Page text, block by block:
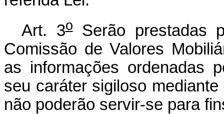
Art. 3o
Serão prestadas
Comissão de Valores
as informações ordenadas
seu caráter sigiloso
não poderão servir-se para